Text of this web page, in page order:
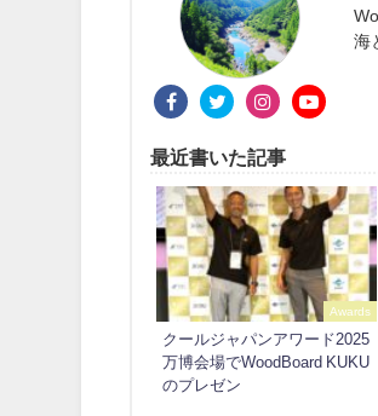
海
最近書いた記事
Awards
クールジャパンアワード2025
万博会場でWoodBoard KUKU
のプレゼン